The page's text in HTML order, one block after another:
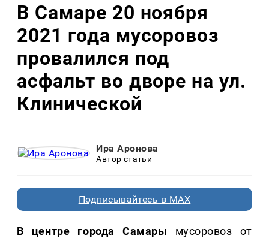
В Самаре 20 ноября
2021 года мусоровоз
провалился под
асфальт во дворе на ул.
Клинической
Ира Аронова
Автор статьи
Подписывайтесь в MAX
В центре города Самары мусоровоз от